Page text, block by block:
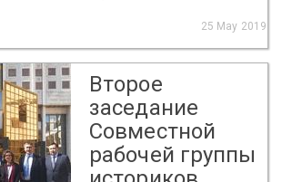
25 May 2019
Второе
заседание
Совместной
рабочей группы